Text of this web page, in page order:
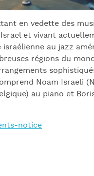
en vedette des
et vivant
au jazz
régions du
Noam Israeli
au piano et
notice